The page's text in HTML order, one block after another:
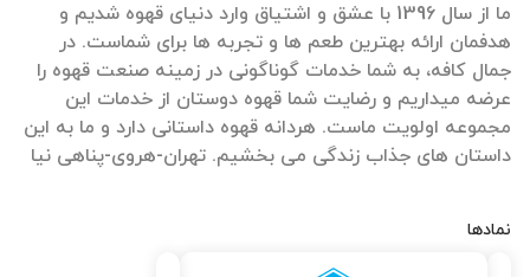
ما از سال 1396 با عشق و اشتیاق وارد دنیای قهوه شدیم و
هدفمان ارائه بهترین طعم ها و تجربه ها برای شماست. در
جمال کافه، به شما خدمات گوناگونی در زمینه صنعت قهوه را
عرضه میداریم و رضایت شما قهوه دوستان از خدمات این
مجموعه اولویت ماست. هردانه قهوه داستانی دارد و ما به این
داستان های جذاب زندگی می بخشیم. تهران-هروی-پناهی نیا
نمادها